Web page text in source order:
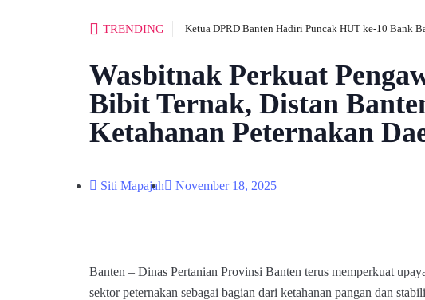
TRENDING Ketua DPRD Banten Hadiri Puncak HUT ke-10 Bank
Wasbitnak Perkuat
Bibit Ternak, Distan
Ketahanan Peternakan
Siti Mapajah November 18, 2025
Banten – Dinas Pertanian Provinsi Banten terus memperkuat
sektor peternakan sebagai bagian dari ketahanan pangan dan